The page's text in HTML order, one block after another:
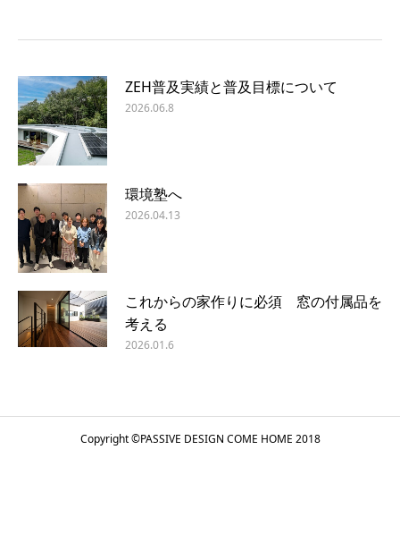
ZEH普及実績と普及目標について
2026.06.8
環境塾へ
2026.04.13
これからの家作りに必須 窓の付属品を
考える
2026.01.6
Copyright ©PASSIVE DESIGN COME HOME 2018